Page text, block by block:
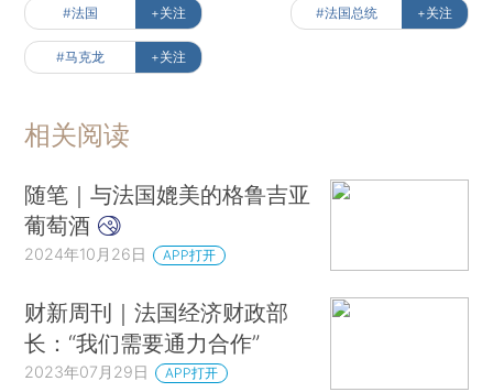
#法国 +关注 #法国总统 +关注
#马克龙 +关注
相关阅读
随笔｜与法国媲美的格鲁吉亚
葡萄酒
2024年10月26日 APP打开
财新周刊｜法国经济财政部
长：“我们需要通力合作”
2023年07月29日 APP打开